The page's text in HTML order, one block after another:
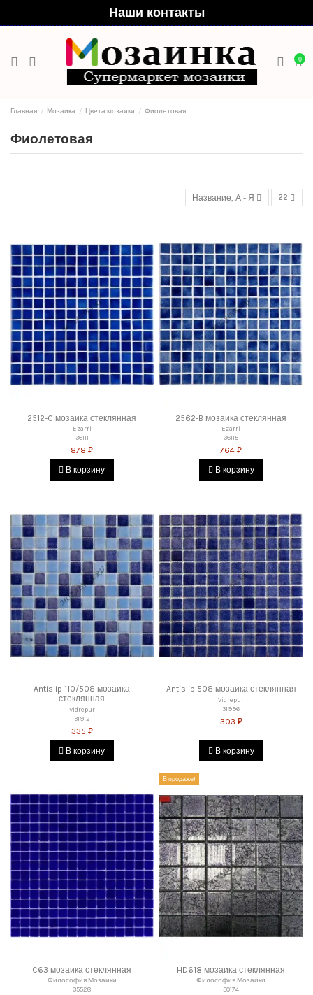
Наши контакты
0
Главная Мозаика Цвета мозаики Фиолетовая
Фиолетовая
Название, А - Я 22
2512-C мозаика стеклянная
Ezarri
36111
878 ₽
В корзину
2562-B мозаика стеклянная
Ezarri
36115
764 ₽
В корзину
Antislip 110/508 мозаика
стеклянная
Vidrepur
31912
335 ₽
В корзину
Antislip 508 мозаика стеклянная
Vidrepur
31996
303 ₽
В корзину
C63 мозаика стеклянная
Философия Мозаики
35528
В продаже!
HD618 мозаика стеклянная
Философия Мозаики
30174